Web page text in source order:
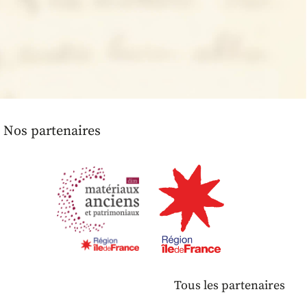
Nos partenaires
Tous les partenaires